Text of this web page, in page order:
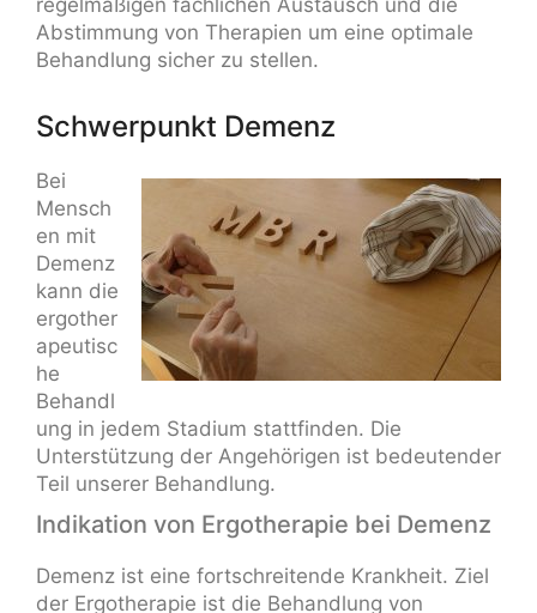
regelmäßigen fachlichen Austausch und die
Abstimmung von Therapien um eine optimale
Behandlung sicher zu stellen.
Schwerpunkt Demenz
Bei
Mensch
en mit
Demenz
kann die
ergother
apeutisc
he
Behandl
ung in jedem Stadium stattfinden. Die
Unterstützung der Angehörigen ist bedeutender
Teil unserer Behandlung.
Indikation von Ergotherapie bei Demenz
Demenz ist eine fortschreitende Krankheit. Ziel
der Ergotherapie ist die Behandlung von